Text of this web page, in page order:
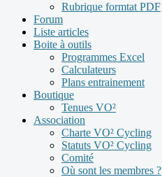
Rubrique formtat PDF
Forum
Liste articles
Boite à outils
Programmes Excel
Calculateurs
Plans entrainement
Boutique
Tenues VO²
Association
Charte VO² Cycling
Statuts VO² Cycling
Comité
Où sont les membres ?